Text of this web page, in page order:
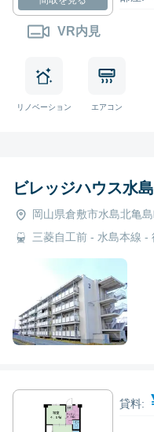
VR内見
リノベーション エアコン
ビレッジハウス水島
岡山県倉敷市水島北亀
三菱自工前 - 水島本線 -
貸料: